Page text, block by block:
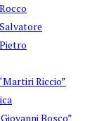
Riccio”
Bosco”